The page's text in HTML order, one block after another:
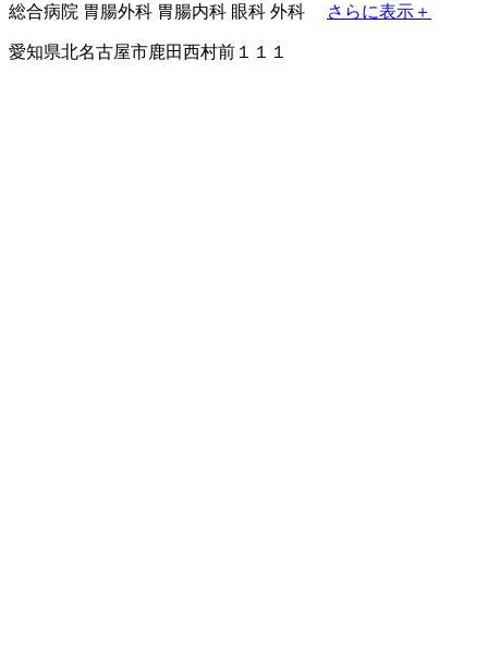
総合病院 胃腸外科 胃腸内科 眼科 外科 さらに表示＋
愛知県北名古屋市鹿田西村前１１１